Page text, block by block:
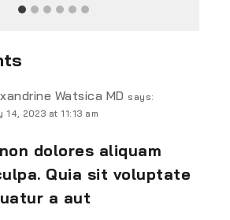
Watsica MD says:
14, 2023 at 11:13 am
dolores aliquam
Quia sit voluptate
a aut